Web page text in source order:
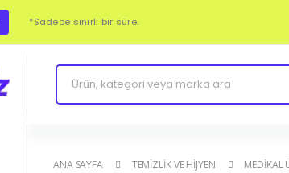
*Sadece sınırlı bir süre.
ANA SAYFA TEMIZLIK VE HIJYEN MEDIKAL